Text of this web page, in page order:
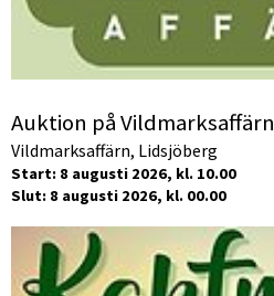
Auktion på Vildmarksaffärn
Vildmarksaffärn, Lidsjöberg
Start: 8 augusti 2026, kl. 10.00
Slut: 8 augusti 2026, kl. 00.00